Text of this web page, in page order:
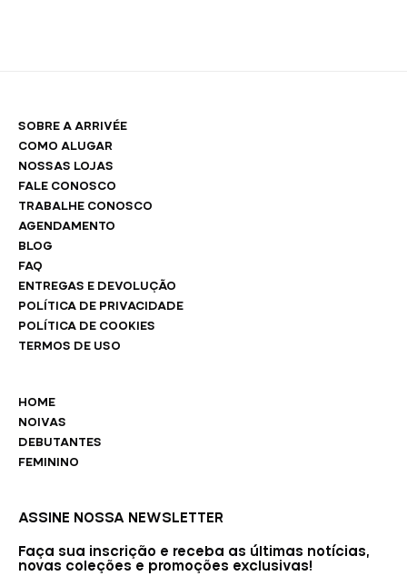
SOBRE A ARRIVÉE
COMO ALUGAR
NOSSAS LOJAS
FALE CONOSCO
TRABALHE CONOSCO
AGENDAMENTO
BLOG
FAQ
ENTREGAS E DEVOLUÇÃO
POLÍTICA DE PRIVACIDADE
POLÍTICA DE COOKIES
TERMOS DE USO
HOME
NOIVAS
DEBUTANTES
FEMININO
ASSINE NOSSA NEWSLETTER
Faça sua inscrição e receba as últimas notícias,
novas coleções e promoções exclusivas!